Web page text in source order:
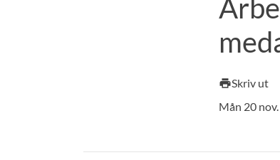
Kursplaner
printSkriv ut
Mån 20